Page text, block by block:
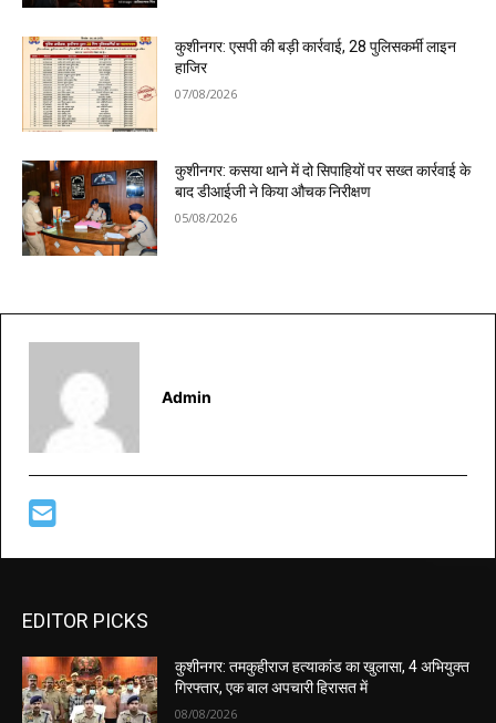
कुशीनगर: एसपी की बड़ी कार्रवाई, 28 पुलिसकर्मी लाइन
हाजिर
07/08/2026
कुशीनगर: कसया थाने में दो सिपाहियों पर सख्त कार्रवाई के
बाद डीआईजी ने किया औचक निरीक्षण
05/08/2026
Admin
EDITOR PICKS
कुशीनगर: तमकुहीराज हत्याकांड का खुलासा, 4 अभियुक्त
गिरफ्तार, एक बाल अपचारी हिरासत में
08/08/2026